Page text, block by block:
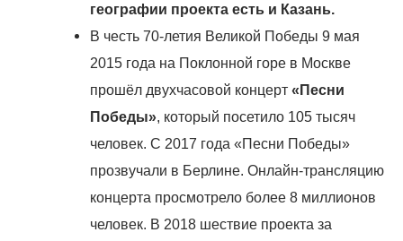
географии проекта есть и Казань.
В честь 70-летия Великой Победы 9 мая
2015 года на Поклонной горе в Москве
прошёл двухчасовой концерт «Песни
Победы», который посетило 105 тысяч
человек. С 2017 года «Песни Победы»
прозвучали в Берлине. Онлайн-трансляцию
концерта просмотрело более 8 миллионов
человек. В 2018 шествие проекта за